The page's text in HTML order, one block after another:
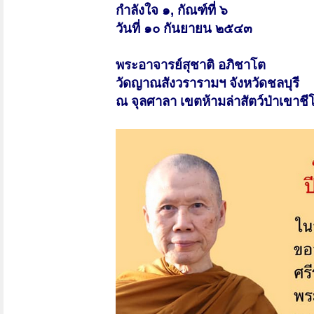
กำลังใจ ๑, กัณฑ์ที่ ๖
วันที่ ๑๐ กันยายน ๒๕๔๓
พระอาจารย์สุชาติ อภิชาโต
วัดญาณสังวรารามฯ จังหวัดชลบุรี
ณ จุลศาลา เขตห้ามล่าสัตว์ป่าเขาชี